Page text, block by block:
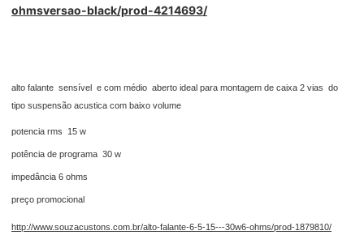
ohmsversao-black/prod-4214693/
alto falante sensível e com médio aberto ideal para montagem de caixa 2 vias do
tipo suspensão acustica com baixo volume
potencia rms 15 w
potência de programa 30 w
impedância 6 ohms
preço promocional
http://www.souzacustons.com.br/alto-falante-6-5-15---30w6-ohms/prod-1879810/